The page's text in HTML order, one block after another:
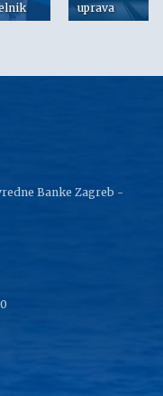
uprava
Banke Zagreb -